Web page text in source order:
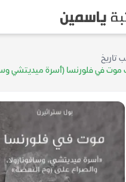
تاريخ
موت في فلورنسا (أسرة ميديتشي